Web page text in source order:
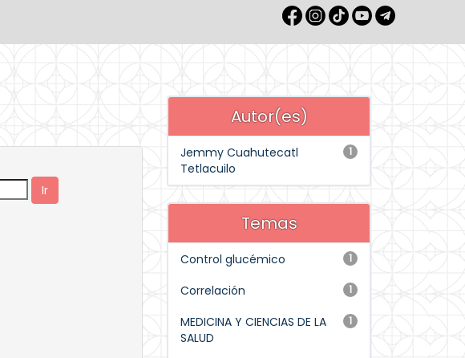
Autor(es)
1
Jemmy Cuahutecatl
Tetlacuilo
Temas
1
Control glucémico
1
Correlación
1
MEDICINA Y CIENCIAS DE LA
SALUD